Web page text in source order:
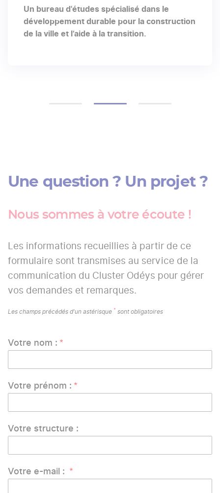
Un bureau d'études spécialisé dans le
développement durable pour la construction
de la ville et l’aide à la transition.
Une question ? Un projet ?
Nous sommes à votre écoute !
Les informations recueillies à partir de ce
formulaire sont transmises au service de la
communication du Cluster Odéys pour gérer
vos demandes et remarques.
Les champs précédés d'un astérisque * sont obligatoires
Votre nom :
Votre prénom :
Votre structure :
Votre e-mail :